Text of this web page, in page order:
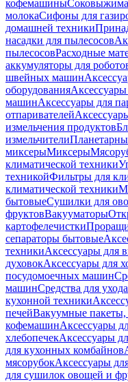
кофемашины
молокаСифоны для
домашней техники
насадки для пылесосов
пылесосовРасходные
аккумуляторы для
швейных машин
оборудования
машинАксессуары для
отпаривателей
измельчения продуктов
измельчители
миксерыМиксеры
климатической техники
техникойФильтры для
климатической техники
бытовыеСушилки для
фруктовВакууматоры
картофелечистки
сепараторы бытовые
техникиАксессуары для
духовокАксессуары для
посудомоечных машин
машинСредства для
кухонной техники
печейВакуумные пакеты,
кофемашинАксессуары
хлебопечекАксессуары
для кухонных комбайнов
мясорубокАксессуары
для сушилок овощей и